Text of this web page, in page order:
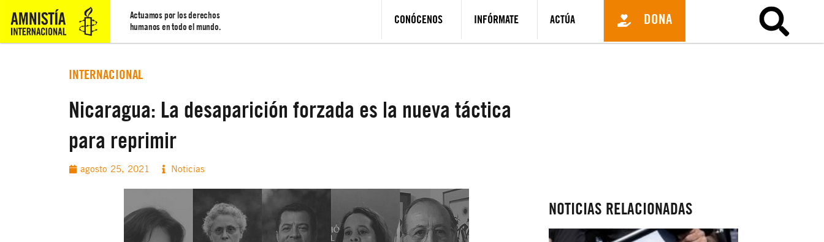
Actuamos por los derechos
humanos en todo el mundo.
CONÓCENOS INFÓRMATE ACTÚA DONA
INTERNACIONAL
Nicaragua: La desaparición forzada es la nueva táctica
para reprimir
agosto 25, 2021 Noticias
NOTICIAS RELACIONADAS